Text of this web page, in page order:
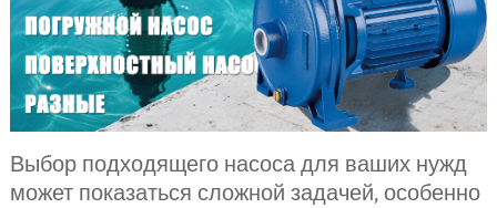
Выбор подходящего насоса для ваших нужд
может показаться сложной задачей, особенно